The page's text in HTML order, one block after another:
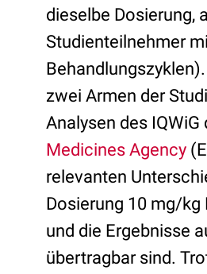
dieselbe Dosierung,
Studienteilnehmer
zwei Armen der
Analysen des
Medicines Agency
relevanten
Dosierung 10 mg/kg
und die Ergebnisse
übertragbar sind.